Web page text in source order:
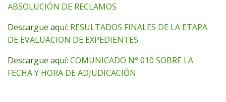
ABSOLUCIÓN DE RECLAMOS
Descargue aquí: RESULTADOS FINALES DE LA ETAPA
DE EVALUACION DE EXPEDIENTES
Descargue aquí: COMUNICADO N° 010 SOBRE LA
FECHA Y HORA DE ADJUDICACIÓN